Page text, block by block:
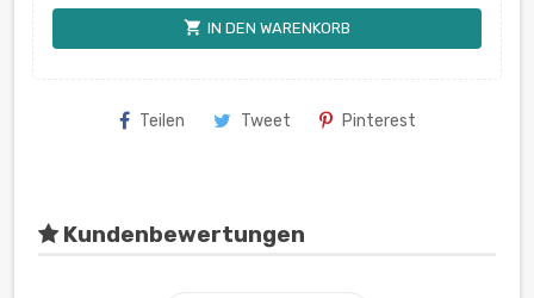
shopping_cart IN DEN WARENKORB
Teilen Tweet Pinterest
Kundenbewertungen